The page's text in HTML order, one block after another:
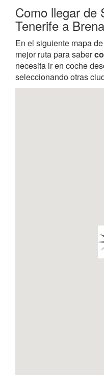
Como llegar de
Tenerife a
En el siguiente mapa
mejor ruta para saber
necesita ir en coche
seleccionando otras